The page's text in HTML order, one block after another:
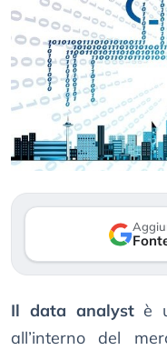
Il data analystè
all’interno del